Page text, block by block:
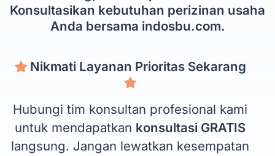
Konsultasikan kebutuhan perizinan usaha
Anda bersama indosbu.com.
Nikmati Layanan Prioritas Sekarang
Hubungi tim konsultan profesional kami
untuk mendapatkan konsultasi GRATIS
langsung. Jangan lewatkan kesempatan